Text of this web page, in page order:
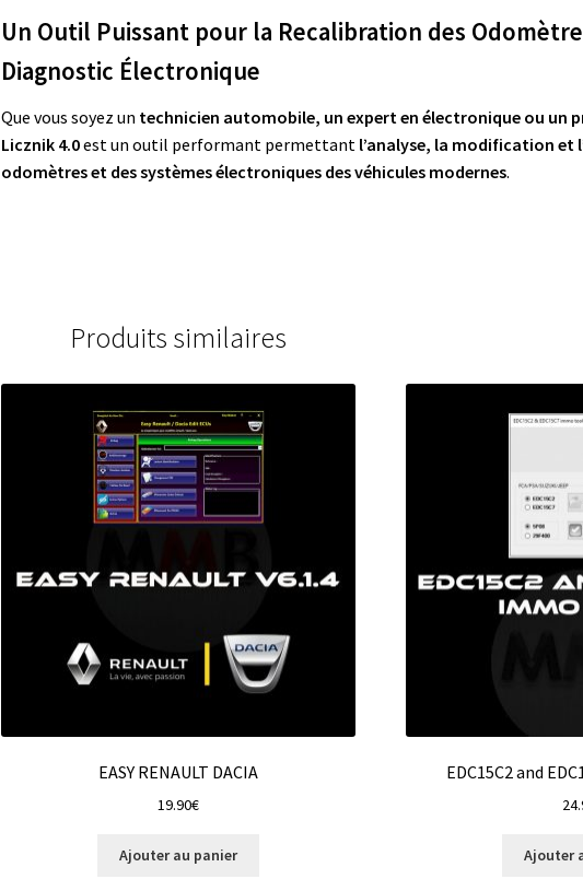
Un Outil Puissant pour la Recalibration des
Diagnostic Électronique
Que vous soyez un technicien automobile, un expert en électronique ou un
Licznik 4.0est un outil performant permettant l’analyse, la modification et
odomètres et des systèmes électroniques des véhicules modernes.
Produits similaires
EASY RENAULT DACIA
19.90€
Ajouter au panier
EDC15C2 and
Ajouter